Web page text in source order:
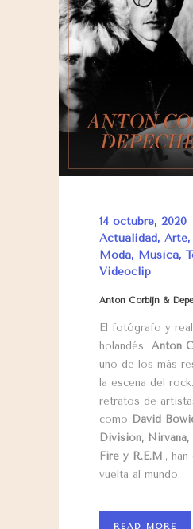
14 octubre, 2020
Actualidad, Arte,
Moda, Música,
Videoclip
Anton Corbijn &
El fotógrafo y
holandés Anton
uno de los más
la escena del
retratos de
como David
Division, Nirvana,
Fire y R.E.M ., han
vuelta al mundo.
READ MORE